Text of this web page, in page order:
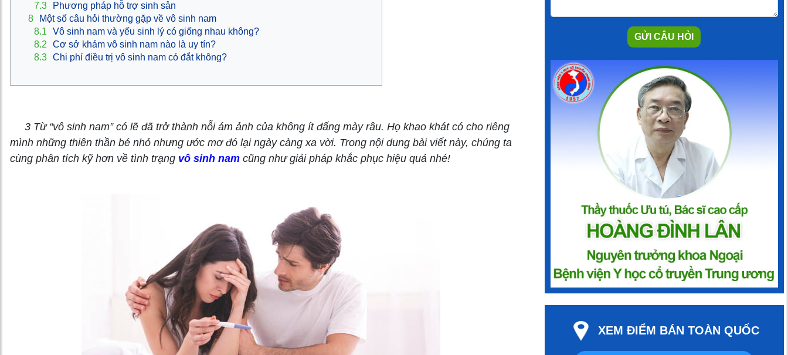
7.3
Phương pháp hỗ trợ sinh sản
8
Một số câu hỏi thường gặp về vô sinh nam
8.1
Vô sinh nam và yếu sinh lý có giống nhau không?
8.2
Cơ sở khám vô sinh nam nào là uy tín?
8.3 Chi phí điều trị vô sinh nam có đắt không?
3 Từ “vô sinh nam” có lẽ đã trở thành nỗi ám ảnh của không ít đấng mày râu. Họ khao khát có cho riêng
mình những thiên thần bé nhỏ nhưng ước mơ đó lại ngày càng xa vời. Trong nội dung bài viết này, chúng ta
cùng phân tích kỹ hơn về tình trạng vô sinh nam cũng như giải pháp khắc phục hiệu quả nhé!
GỬI CÂU HỎI
XEM ĐIỂM BÁN TOÀN QUỐC